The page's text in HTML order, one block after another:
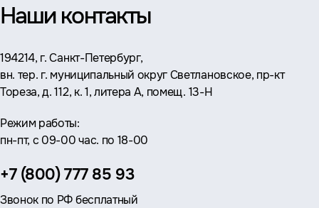
Наши контакты
Адрес:
194214, г. Санкт-Петербург,
вн. тер. г. муниципальный округ Светлановское, пр-кт
Тореза, д. 112, к. 1, литера А, помещ. 13-Н
Режим работы:
пн-пт, с 09-00 час. по 18-00
Телефон:
+7 (800) 777 85 93
Звонок по РФ бесплатный